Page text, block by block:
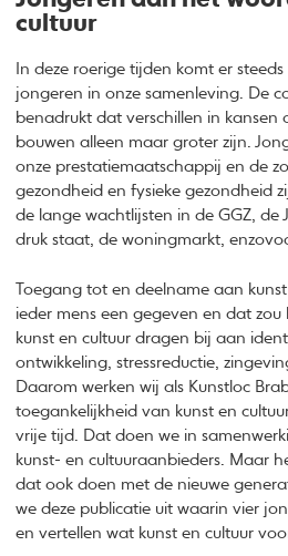
cultuur
In deze roerige tijden komt er
jongeren in onze samenleving. De
benadrukt dat verschillen in kansen
bouwen alleen maar groter zijn.
onze prestatiemaatschappij en de
gezondheid en fysieke gezondheid
de lange wachtlijsten in de GGZ, de
druk staat, de woningmarkt,
Toegang tot en deelname aan
ieder mens een gegeven en dat
kunst en cultuur dragen bij aan
ontwikkeling, stressreductie,
Daarom werken wij als Kunstloc
toegankelijkheid van kunst en
vrije tijd. Dat doen we in
kunst- en cultuuraanbieders. Maar
dat ook doen met de nieuwe
we deze publicatie uit waarin vier
en vertellen wat kunst en cultuur